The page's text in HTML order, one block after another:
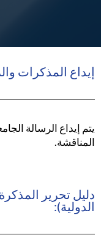
إيداع المذكرات
يتم إيداع الرسالة
المناقشة.
دليل تحرير
الدولية):